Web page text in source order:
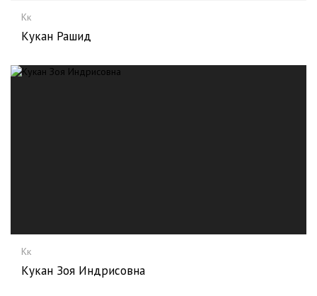
Кк
Кукан Рашид
Кк
Кукан Зоя Индрисовна